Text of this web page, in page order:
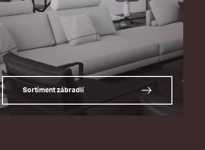
Sortiment zábradlí